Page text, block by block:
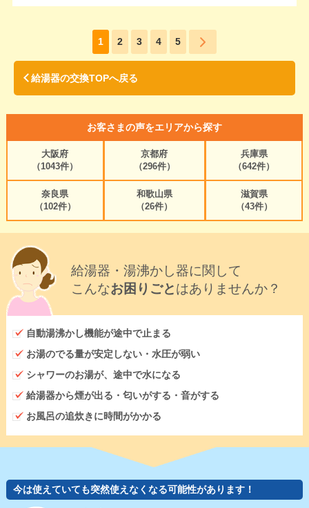
1 2 3 4 5
給湯器の交換TOPへ戻る
お客さまの声をエリアから探す
大阪府
（1043件）
京都府
（296件）
兵庫県
（642件）
奈良県
（102件）
和歌山県
（26件）
滋賀県
（43件）
給湯器・湯沸かし器に関して
こんなお困りごとはありませんか？
自動湯沸かし機能が途中で止まる
お湯のでる量が安定しない・水圧が弱い
シャワーのお湯が、途中で水になる
給湯器から煙が出る・匂いがする・音がする
お風呂の追炊きに時間がかかる
今は使えていても突然使えなくなる可能性があります！